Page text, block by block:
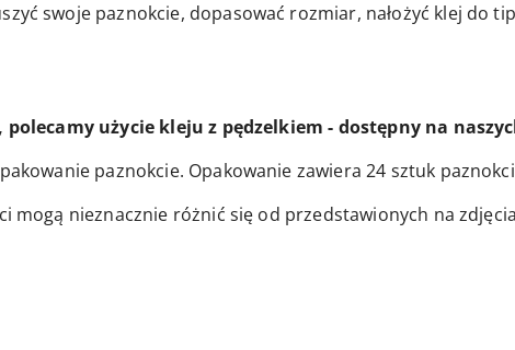
swoje paznokcie, dopasować rozmiar, nałożyć klej do
polecamy użycie kleju z pędzelkiem - dostępny na
paznokcie. Opakowanie zawiera 24 sztuk
mogą nieznacznie różnić się od przedstawionych na